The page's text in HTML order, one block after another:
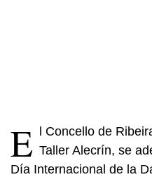
E l Concello de
Taller Alecrín, se
Día Internacional de la